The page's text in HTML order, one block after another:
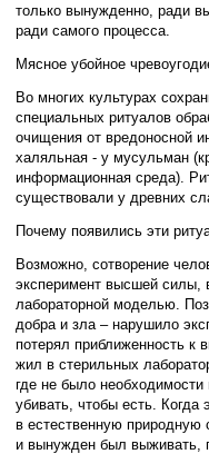
только вынужденно, ради
ради самого процесса.
Мясное убойное
Во многих культурах
специальных ритуалов
очищения от вредоносной
халяльная - у мусульман
информационная среда).
существовали у древних
Почему появились эти
Возможно, сотворение
эксперимент высшей силы,
лабораторной моделью.
добра и зла – нарушило
потерял приближенность к
жил в стерильных
где не было
убивать, чтобы есть. Когда
в естественную природную
и вынужден был выживать,